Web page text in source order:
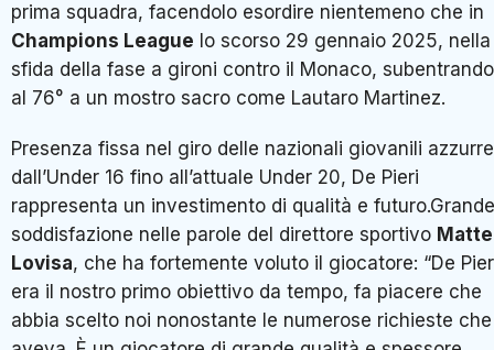
prima squadra, facendolo esordire nientemeno che in
Champions League lo scorso 29 gennaio 2025, nella
sfida della fase a gironi contro il Monaco, subentrando
al 76° a un mostro sacro come Lautaro Martinez.
Presenza fissa nel giro delle nazionali giovanili
dall’Under 16 fino all’attuale Under 20, De Pieri
rappresenta un investimento di qualità e futuro.Grande
soddisfazione nelle parole del direttore sportivo
Lovisa, che ha fortemente voluto il giocatore: “De
era il nostro primo obiettivo da tempo, fa piacere che
abbia scelto noi nonostante le numerose richieste che